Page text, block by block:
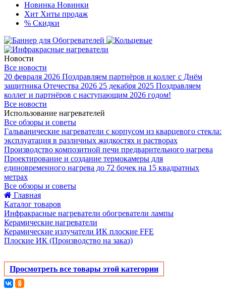
Новинка Новинки
Хит Хиты продаж
% Скидки
Новости
Все новости
20 февраля 2026 Поздравляем партнёров и коллег с Днём
защитника Отечества 2026 25 декабря 2025 Поздравляем
коллег и партнёров с наступающим 2026 годом!
Все новости
Использование нагревателей
Все обзоры и советы
Гальванические нагреватели с корпусом из кварцевого стекла:
эксплуатация в различных жидкостях и растворах
Производство композитной печи предварительного нагрева
Проектирование и создание термокамеры для
единовременного нагрева до 72 бочек на 15 квадратных
метрах
Все обзоры и советы
Главная
Каталог товаров
Инфракрасные нагреватели обогреватели лампы
Керамические нагреватели
Керамические излучатели ИК плоские FFE
Плоские ИК (Производство на заказ)
Просмотреть все товары этой категории